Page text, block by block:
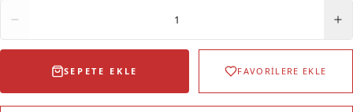
1
SEPETE EKLE FAVORİLERE EKLE